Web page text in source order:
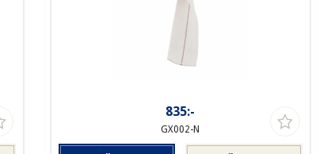
835:-
GX002-N